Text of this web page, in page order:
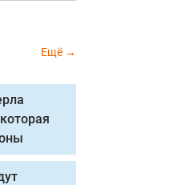
Ещё